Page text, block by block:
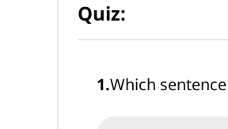
Quiz:
1.Which